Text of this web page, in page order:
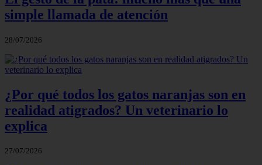
simple llamada de atención
28/07/2026
¿Por qué todos los gatos naranjas son en
realidad atigrados? Un veterinario lo
explica
27/07/2026